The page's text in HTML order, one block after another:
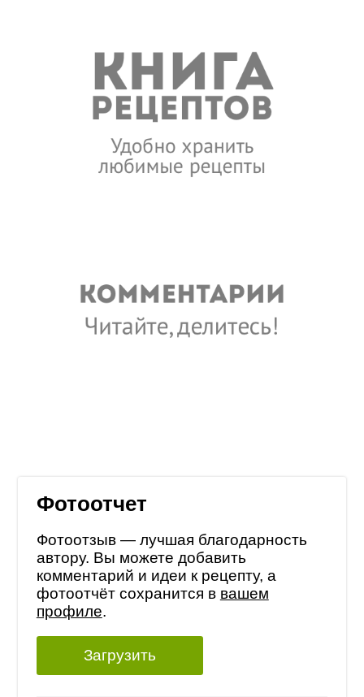
Фотоотчет
Фотоотзыв — лучшая благодарность
автору. Вы можете добавить
комментарий и идеи к рецепту, а
фотоотчёт сохранится в вашем
профиле.
Загрузить